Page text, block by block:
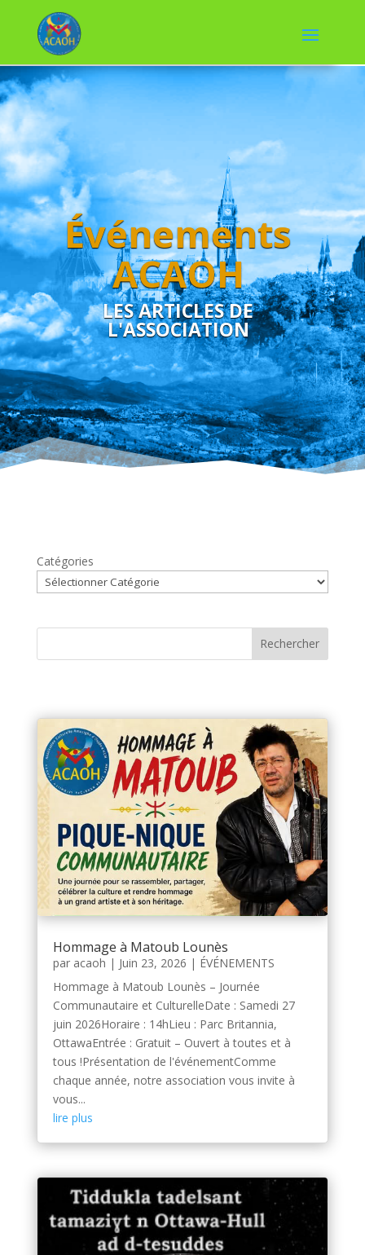
Événements
ACAOH
LES ARTICLES DE
L'ASSOCIATION
Catégories
Rechercher
Hommage à Matoub Lounès
par acaoh | Juin 23, 2026 | ÉVÉNEMENTS
Hommage à Matoub Lounès – Journée
Communautaire et CulturelleDate : Samedi 27
juin 2026Horaire : 14hLieu : Parc Britannia,
OttawaEntrée : Gratuit – Ouvert à toutes et à
tous !Présentation de l'événementComme
chaque année, notre association vous invite à
vous...
lire plus